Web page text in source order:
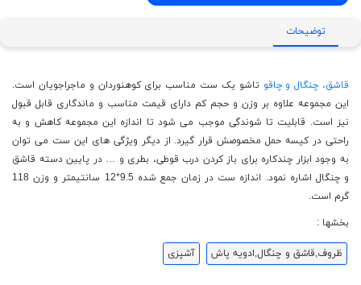
توضیحات
قاشق، چنگال و چاقو تاشو یک ست مناسب برای کوهنوردان و ماجراجویان است.
این مجموعه علاوه بر وزن و حجم کم دارای قیمت مناسب و ماندگاری قابل قبول
نیز است. قابلیت تا شوندگی موجب می شود تا اندازه این مجموعه کاهش و به
راحتی در کیسه حمل مخصوصش قرار گیرد. از دیگر ویژگی های این ست می توان
به وجود ابزار چندکاره برای باز کردن درب قوطی، بطری و … در پایین دسته قاشق
و چنگال اشاره نمود. اندازه ست در زمان جمع شده 9.5*12 سانتیمتر و وزن 118
گرم است.
بخشها :
ظروف,قاشق و چنگال,ادویه پاش آشپزی